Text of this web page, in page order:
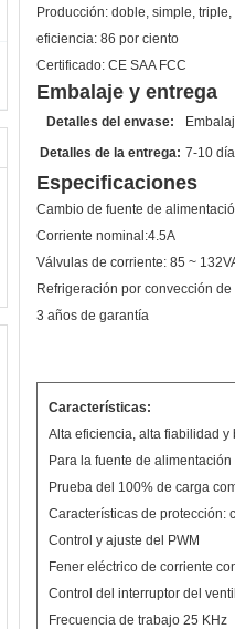
Producción: doble, simple,
eficiencia: 86 por ciento
Certificado: CE SAA FCC
Embalaje y entrega
Detalles del envase:
Detalles de la entrega: 7-10
Especificaciones
Cambio de fuente de
Corriente nominal:4.5A
Válvulas de corriente: 85 ~
Refrigeración por convección de
3 años de garantía
Características:
Alta eficiencia, alta fiabilidad y
Para la fuente de
Prueba del 100% de carga
Características de protección:
Control y ajuste del PWM
Fener eléctrico de corriente
Control del interruptor del
Frecuencia de trabajo 25 KHz